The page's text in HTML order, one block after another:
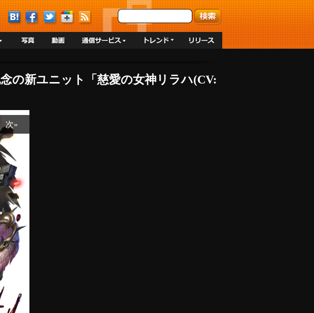
の新ユニット「慈愛の女神リラハ(CV:
次»